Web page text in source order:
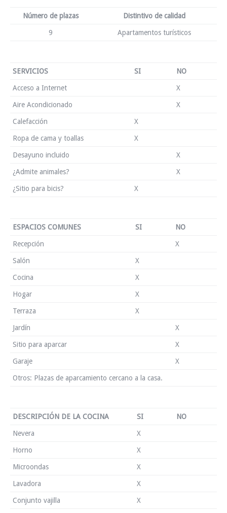
Número de plazas Distintivo de calidad
9 Apartamentos turísticos
SERVICIOS SI NO
Acceso a Internet X
Aire Acondicionado X
Calefacción X
Ropa de cama y toallas X
Desayuno incluido X
¿Admite animales? X
¿Sitio para bicis? X
ESPACIOS COMUNES SI NO
Recepción X
Salón X
Cocina X
Hogar X
Terraza X
Jardín X
Sitio para aparcar X
Garaje X
Otros: Plazas de aparcamiento cercano a la casa.
DESCRIPCIÓN DE LA COCINA SI NO
Nevera X
Horno X
Microondas X
Lavadora X
Conjunto vajilla X